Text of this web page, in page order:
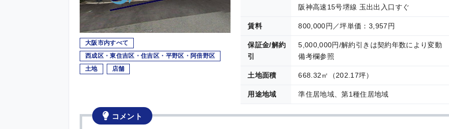
大阪市内すべて
西成区・東住吉区・住吉区・平野区・阿倍野区
土地
店舗
阪神高速15号堺線 玉出出入口すぐ
賃料 800,000円／坪単価：3,957円
保証金/解約
引
5,000,000円/解約引きは契約年数により変動
備考欄参照
土地面積 668.32㎡（202.17坪）
用途地域 準住居地域、第1種住居地域
コメント